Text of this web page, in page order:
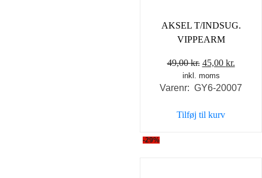
AKSEL T/INDSUG.
VIPPEARM
49,00kr. Den
oprindelige
pris
49,00 kr..
45,00 kr.
pris
inkl. moms
Varenr: GY6-20007
Tilføj til kurv
-29%